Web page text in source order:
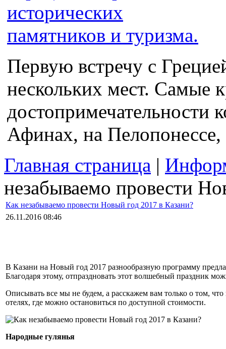
Первую встречу с
нескольких мест. Самые
достопримечательности
Афинах, на
Главная страница |
незабываемо провести
Как незабываемо провести Новый год 2017 в Казани?
26.11.2016 08:46
В Казани на Новый год 2017 разнообразную программу
Благодаря этому, отпраздновать этот волшебный праздник
Описывать все мы не будем, а расскажем вам только о том,
отелях, где можно остановиться по доступной стоимости.
Народные гулянья